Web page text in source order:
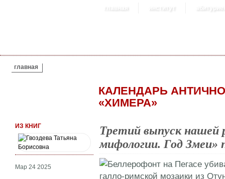
главная институт
ВЫ ЗДЕСЬ
главная
КАЛЕНДАРЬ
«ХИМЕРА»
ИЗ КНИГ
Мар 24 2025
Третий выпуск нашей
мифологии. Год Змеи»